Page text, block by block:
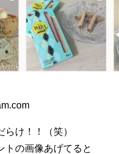
らけ！！（笑）
トの画像あげてると